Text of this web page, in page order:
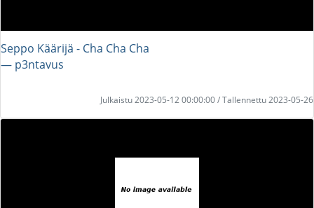
Seppo Käärijä - Cha Cha Cha
― p3ntavus
Julkaistu 2023-05-12 00:00:00 / Tallennettu 2023-05-26